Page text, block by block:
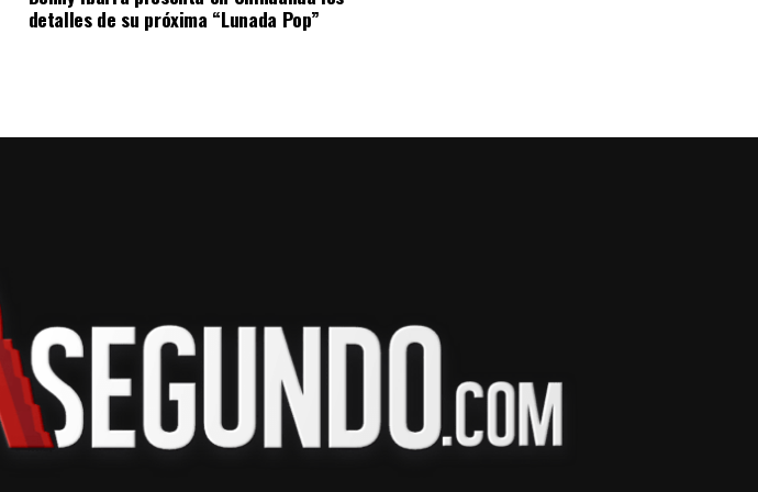
detalles de su próxima “Lunada Pop”